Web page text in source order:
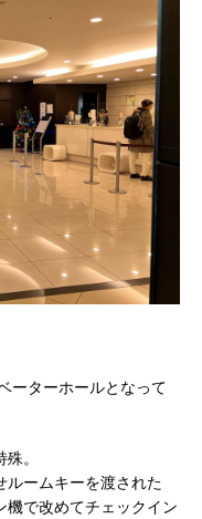
ーターホールとなって
。
ルームキーを渡された
で改めてチェックイン